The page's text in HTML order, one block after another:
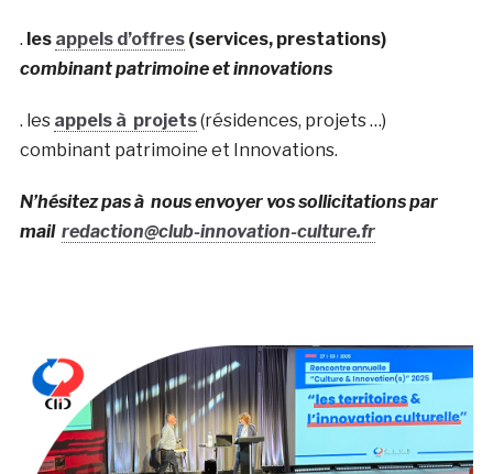
. les appels d’offres(services, prestations)
combinant patrimoine et innovations
. les appels à projets(résidences, projets …)
combinant patrimoine et Innovations.
N’hésitez pas à nous envoyer vos sollicitations par
mail redaction@club-innovation-culture.fr